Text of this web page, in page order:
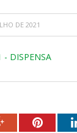
DE 2021
DISPENSA
Google+